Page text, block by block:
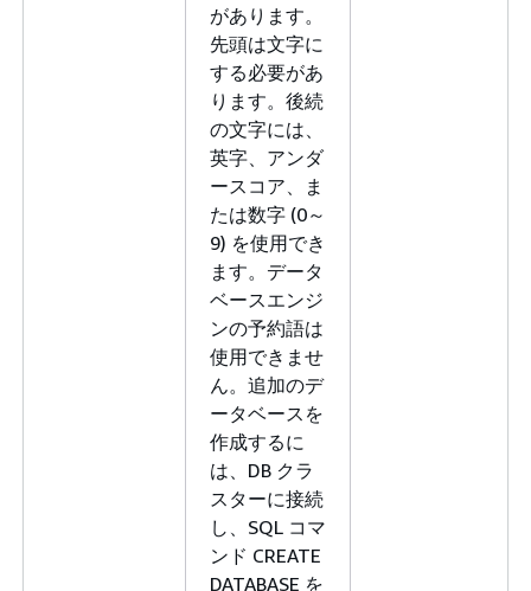
があります。
先頭は文字に
する必要があ
ります。後続
の文字には、
英字、アンダ
ースコア、ま
たは数字 (0～
9) を使用でき
ます。データ
ベースエンジ
ンの予約語は
使用できませ
ん。追加のデ
ータベースを
作成するに
は、DB クラ
スターに接続
し、SQL コマ
ンド CREATE
DATABASE を